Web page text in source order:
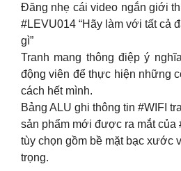
Đăng nhẹ cái video ngắn giới
#LEVU014 “Hãy làm với tất cả
gì”
Tranh mang thông điệp ý
động viên để thực hiện những
cách hết mình.
Bảng ALU ghi thông tin #WIFI
sản phẩm mới được ra mắt của
tùy chọn gồm bề mặt bạc xước
trọng.